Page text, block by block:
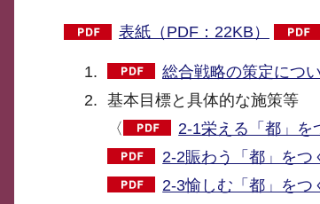
表紙（PDF：22KB）
総合戦略の策定につ
基本目標と具体的な施策等
〈
2-1栄える「都」を
2-2賑わう「都」をつ
2-3愉しむ「都」をつ